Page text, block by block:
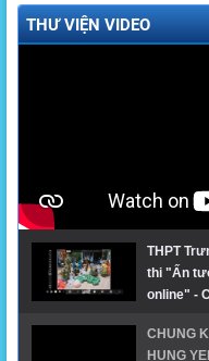
THƯ VIỆN VIDEO
THPT
thi "Ấn
online" -
CHUNG
HUNG